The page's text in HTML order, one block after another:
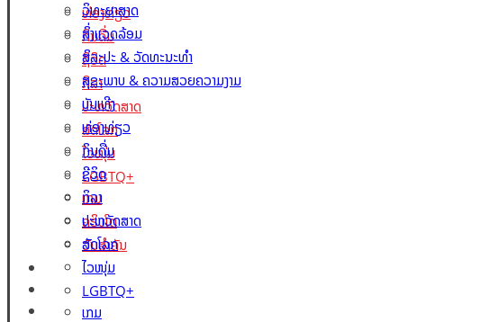
ທ່ອງທ່ຽວ
ກິນດື່ມ
ຊີວິດ
ກິລາ
ປະຫວັດສາດ
ສັດໂລກ
ໄວໜຸ່ມ
LGBTQ+
ເກມ
ຄຣິບໂຕ
ວັນສຳຄັນ
Lao Xperts
Lao X Forum
ວິດີໂອ
ວິທະຍາສາດ
ສິ່ງແວດລ້ອມ
ສິລະປະ & ວັດທະນະທຳ
ສຸຂະພາບ & ຄວາມສວຍຄວາມງາມ
ບັນເທີງ
ທ່ອງທ່ຽວ
ກິນດື່ມ
ຊີວິດ
ກິລາ
ປະຫວັດສາດ
ສັດໂລກ
ໄວໜຸ່ມ
LGBTQ+
ເກມ